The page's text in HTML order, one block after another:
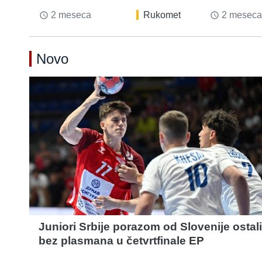
access_time 2 meseca Rukomet access_time 2 meseca
Novo
Juniori Srbije porazom od Slovenije ostali
bez plasmana u četvrtfinale EP